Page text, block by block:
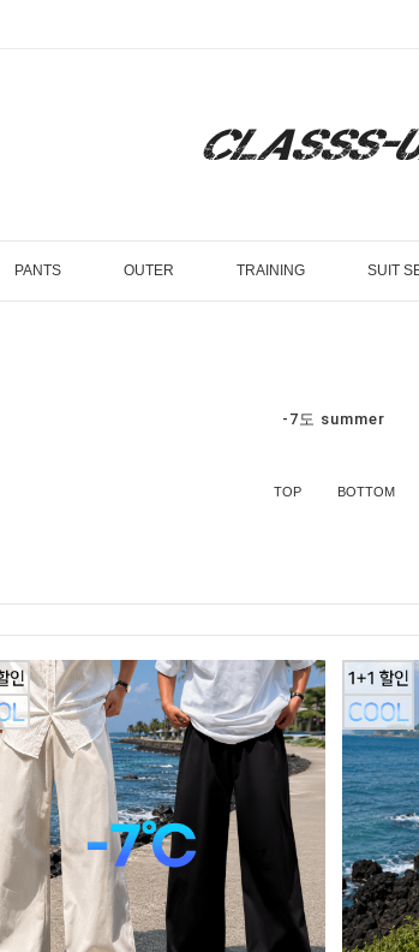
PANTS OUTER TRAINING SUIT
-7도 summer
TOP BOTTOM